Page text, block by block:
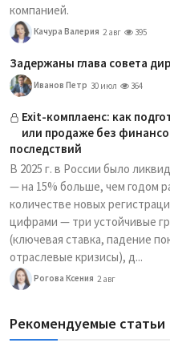
компанией.
Качура Валерия 2 авг 395
Задержаны глава совета
Иванов Петр 30 июл 364
Exit-комплаенс: как
или продаже без
последствий
В 2025 г. в России было
— на 15% больше, чем годом
количестве новых
цифрами — три устойчивые
(ключевая ставка, падение
отраслевые кризисы), д...
Рогова Ксения 2 авг
Рекомендуемые статьи